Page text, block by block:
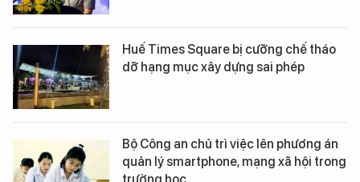
Huế Times Square bị cưỡng chế tháo
dỡ hạng mục xây dựng sai phép
Bộ Công an chủ trì việc lên phương án
quản lý smartphone, mạng xã hội trong